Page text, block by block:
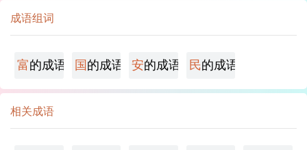
成语组词
富的成语 国 的成语 安的成语 民的成语
相关成语